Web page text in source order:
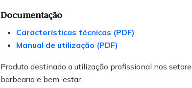
Documentação
Características técnicas (PDF)
Manual de utilização (PDF)
Produto destinado a utilização profissional nos
barbearia e bem-estar.